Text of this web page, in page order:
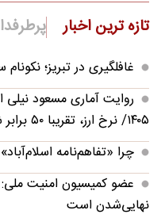
تازه ترین اخبار
غافلگیری در تبریز؛
۱۴۰۵/ نرخ ارز، تقریبا ۵۰ برابر شده
چرا «تفاهم‌نامه
عضو کمیسیون امنیت ملی:
نهایی‌شدن است